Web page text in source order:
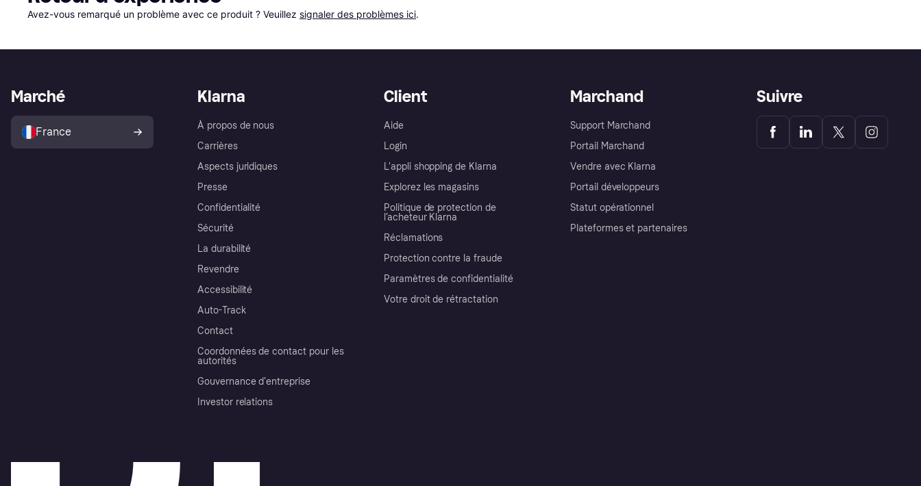
Avez-vous remarqué un problème avec ce produit ? Veuillez signaler des problèmes ici.
Klarna
À propos de nous
Carrières
Aspects juridiques
Presse
Confidentialité
Sécurité
La durabilité
Revendre
Accessibilité
Auto-Track
Contact
Coordonnées de contact pour les
autorités
Gouvernance d’entreprise
Investor relations
Client
Aide
Login
L'appli shopping de Klarna
Explorez les magasins
Politique de protection de
l’acheteur Klarna
Réclamations
Protection contre la fraude
Paramètres de confidentialité
Votre droit de rétractation
Marchand
Support Marchand
Portail Marchand
Vendre avec Klarna
Portail développeurs
Statut opérationnel
Plateformes et partenaires
Marché
France
Suivre